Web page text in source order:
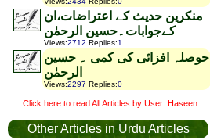
منکرین حدیث کے اعتراضات،ان
کےجوابات۔حسین الرحمٰن
Views:2712 Replies:1
حوصلہ افزائی کی کمی ۔ حسین
الرحمٰن
Views:2297 Replies:0
Click here to read All Articles by User: Haseen
Other Articles in Urdu Articles